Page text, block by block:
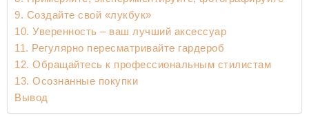
9. Создайте свой «лукбук»
10. Уверенность – ваш лучший аксессуар
11. Регулярно пересматривайте гардероб
12. Обращайтесь к профессиональным стилистам
13. Осознанные покупки
Вывод